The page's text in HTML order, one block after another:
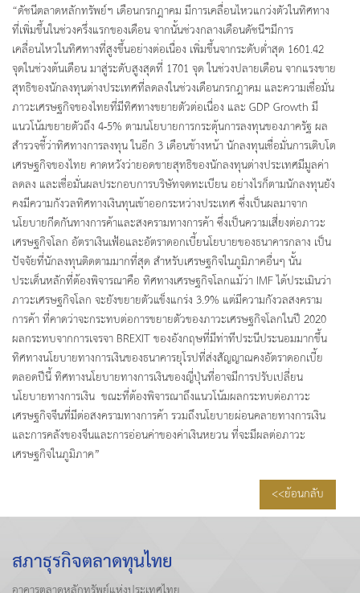
“ดัชนีตลาดหลักทรัพย์ฯ เดือนกรกฎาคม มีการเคลื่อนไหวแกว่งตัวในทิศทาง
ที่เพิ่มขึ้นในช่วงครึ่งแรกของเดือน จากนั้นช่วงกลางเดือนดัชนีฯมีการ
เคลื่อนไหวในทิศทางที่สูงขึ้นอย่างต่อเนื่อง เพิ่มขึ้นจากระดับต่ำสุด 1601.42
จุดในช่วงต้นเดือน มาสู่ระดับสูงสุดที่ 1701 จุด ในช่วงปลายเดือน จากแรงขาย
สุทธิของนักลงทุนต่างประเทศที่ลดลงในช่วงเดือนกรกฎาคม และความเชื่อมั่น
ภาวะเศรษฐกิจของไทยที่มีทิศทางขยายตัวต่อเนื่อง และ GDP Growth มี
แนวโน้มขยายตัวถึง 4-5% ตามนโยบายการกระตุ้นการลงทุนของภาครัฐ ผล
สำรวจชี้ว่าทิศทางการลงทุน ในอีก 3 เดือนข้างหน้า นักลงทุนเชื่อมั่นการเติบโต
เศรษฐกิจของไทย คาดหวังว่ายอดขายสุทธิของนักลงทุนต่างประเทศมีมูลค่า
ลดลง และเชื่อมั่นผลประกอบการบริษัทจดทะเบียน อย่างไรก็ตามนักลงทุนยัง
คงมีความกังวลทิศทางเงินทุนเข้าออกระหว่างประเทศ ซึ่งเป็นผลมาจาก
นโยบายกีดกันทางการค้าและสงครามทางการค้า ซึ่งเป็นความเสี่ยงต่อภาวะ
เศรษฐกิจโลก อัตราเงินเฟ้อและอัตราดอกเบี้ยนโยบายของธนาคารกลาง เป็น
ปัจจัยที่นักลงทุนติดตามมากที่สุด สำหรับเศรษฐกิจในภูมิภาคอื่นๆ นั้น
ประเด็นหลักที่ต้องพิจารณาคือ ทิศทางเศรษฐกิจโลกแม้ว่า IMF ได้ประเมินว่า
ภาวะเศรษฐกิจโลก จะยังขยายตัวแข็งแกร่ง 3.9% แต่มีความกังวลสงคราม
การค้า ที่คาดว่าจะกระทบต่อการขยายตัวของภาวะเศรษฐกิจโลกในปี 2020
ผลกระทบจากการเจรจา BREXIT ของอังกฤษที่มีท่าทีประนีประนอมมากขึ้น
ทิศทางนโยบายทางการเงินของธนาคารยุโรปที่ส่งสัญญาณคงอัตราดอกเบี้ย
ตลอดปีนี้ ทิศทางนโยบายทางการเงินของญี่ปุ่นที่อาจมีการปรับเปลี่ยน
นโยบายทางการเงิน ขณะที่ต้องพิจารณาถึงแนวโน้มผลกระทบต่อภาวะ
เศรษฐกิจจีนที่มีต่อสงครามทางการค้า รวมถึงนโยบายผ่อนคลายทางการเงิน
และการคลังของจีนและการอ่อนค่าของค่าเงินหยวน ที่จะมีผลต่อภาวะ
เศรษฐกิจในภูมิภาค”
<<ย้อนกลับ
สภาธุรกิจตลาดทุนไทย